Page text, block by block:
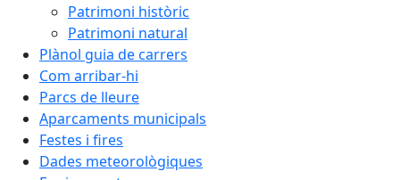
Patrimoni històric
Patrimoni natural
Plànol guia de carrers
Com arribar-hi
Parcs de lleure
Aparcaments municipals
Festes i fires
Dades meteorològiques